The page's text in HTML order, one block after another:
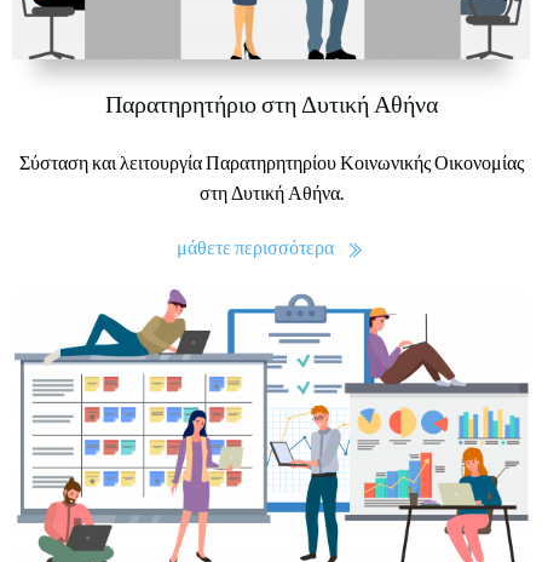
Παρατηρητήριο στη Δυτική Αθήνα
Σύσταση και λειτουργία Παρατηρητηρίου Κοινωνικής Οικονομίας
στη Δυτική Αθήνα.
μάθετε περισσότερα